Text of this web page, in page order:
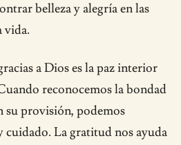
belleza y alegría en las
vida.
a Dios es la paz interior
reconocemos la bondad
su provisión, podemos
cuidado. La gratitud nos ayuda